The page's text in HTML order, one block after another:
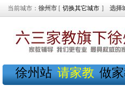
当前城市： 徐州市 [ 切换其它城市 ] 选择
徐州站 请家教 做